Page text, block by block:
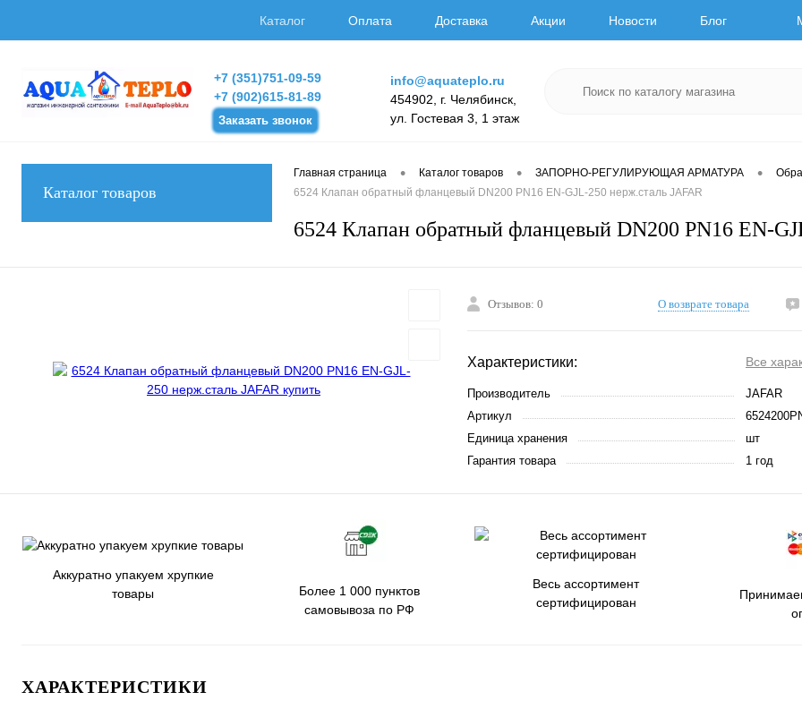
Каталог Оплата Доставка Акции Новости Блог
+7 (351)751-09-59
+7 (902)615-81-89
Заказать звонок
info@aquateplo.ru
454902, г. Челябинск,
ул. Гостевая 3, 1 этаж
Каталог товаров
Главная страница • Каталог товаров • ЗАПОРНО-РЕГУЛИРУЮЩАЯ АРМАТУРА •
6524 Клапан обратный фланцевый DN200 PN16 EN-GJL-250 нерж.сталь JAFAR
6524 Клапан обратный фланцевый DN200 PN16 EN-
Отзывов: 0 О возврате товара
Характеристики: Все
Производитель
JAFAR
Артикул
Единица хранения
шт
Гарантия товара
1 год
Аккуратно упакуем хрупкие
товары
Более 1 000 пунктов
самовывоза по РФ
Весь ассортимент
сертифицирован
ХАРАКТЕРИСТИКИ